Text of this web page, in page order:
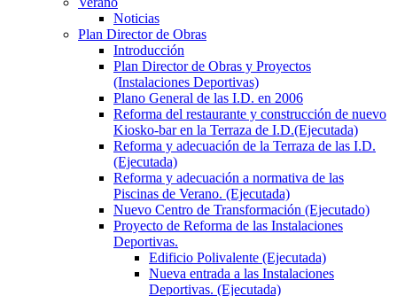
Noticias
Plan Director de Obras
Introducción
Plan Director de Obras y Proyectos
(Instalaciones Deportivas)
Plano General de las I.D. en 2006
Reforma del restaurante y construcción de nuevo
Kiosko-bar en la Terraza de I.D.(Ejecutada)
Reforma y adecuación de la Terraza de las I.D.
(Ejecutada)
Reforma y adecuación a normativa de las
Piscinas de Verano. (Ejecutada)
Nuevo Centro de Transformación (Ejecutado)
Proyecto de Reforma de las Instalaciones
Deportivas.
Edificio Polivalente (Ejecutada)
Nueva entrada a las Instalaciones
Deportivas. (Ejecutada)